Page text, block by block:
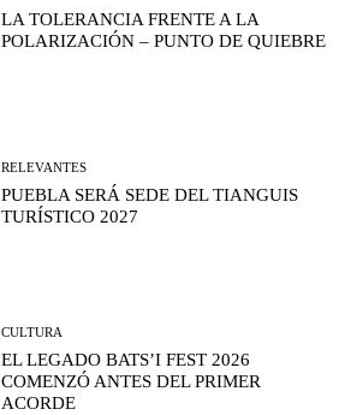
LA TOLERANCIA FRENTE A LA
POLARIZACIÓN – PUNTO DE QUIEBRE
RELEVANTES
PUEBLA SERÁ SEDE DEL TIANGUIS
TURÍSTICO 2027
CULTURA
EL LEGADO BATS’I FEST 2026
COMENZÓ ANTES DEL PRIMER
ACORDE